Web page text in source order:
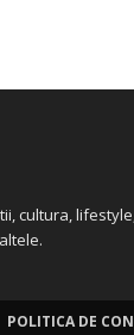
cultura,
POLITICA DE